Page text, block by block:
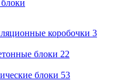
коробочки 3
блоки 22
блоки 53